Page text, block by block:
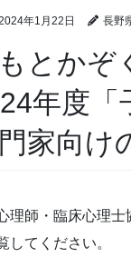
年1月22日 長野
もとか
年度「
家向け
理師・臨床心理
してください。